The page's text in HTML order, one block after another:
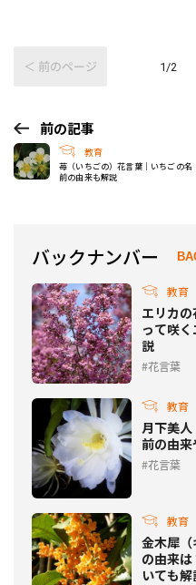
＜ 前のページ 1/2
前の記事
教育
苺（いちごの）花言葉｜いちごの名
前の由来も解説
バックナンバー
教育
エリカ
って咲
説
花言葉
教育
月下美
前の由
花言葉
教育
金木犀
の由来
いても解